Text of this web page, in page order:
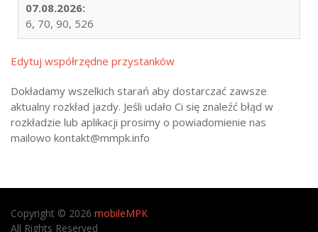
07.08.2026:
6, 70, 90, 526
Edytuj współrzędne przystanków
Dokładamy wszelkich starań aby dostarczać zawsze
aktualny rozkład jazdy. Jeśli udało Ci się znaleźć błąd w
rozkładzie lub aplikacji prosimy o powiadomienie nas
mailowo kontakt@mmpk.info
Copyright © 2026 mobileMPK
All Rights Reserved